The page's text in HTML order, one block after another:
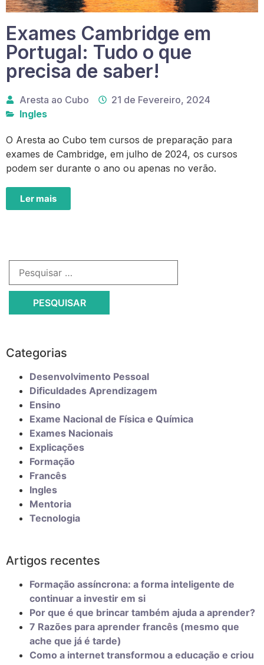
Exames Cambridge em
Portugal: Tudo o que
precisa de saber!
Aresta ao Cubo
21 de Fevereiro, 2024
Ingles
O Aresta ao Cubo tem cursos de preparação para
exames de Cambridge, em julho de 2024, os cursos
podem ser durante o ano ou apenas no verão.
Ler mais
Categorias
Desenvolvimento Pessoal
Dificuldades Aprendizagem
Ensino
Exame Nacional de Física e Química
Exames Nacionais
Explicações
Formação
Francês
Ingles
Mentoria
Tecnologia
Artigos recentes
Formação assíncrona: a forma inteligente de
continuar a investir em si
Por que é que brincar também ajuda a aprender?
7 Razões para aprender francês (mesmo que
ache que já é tarde)
Como a internet transformou a educação e criou